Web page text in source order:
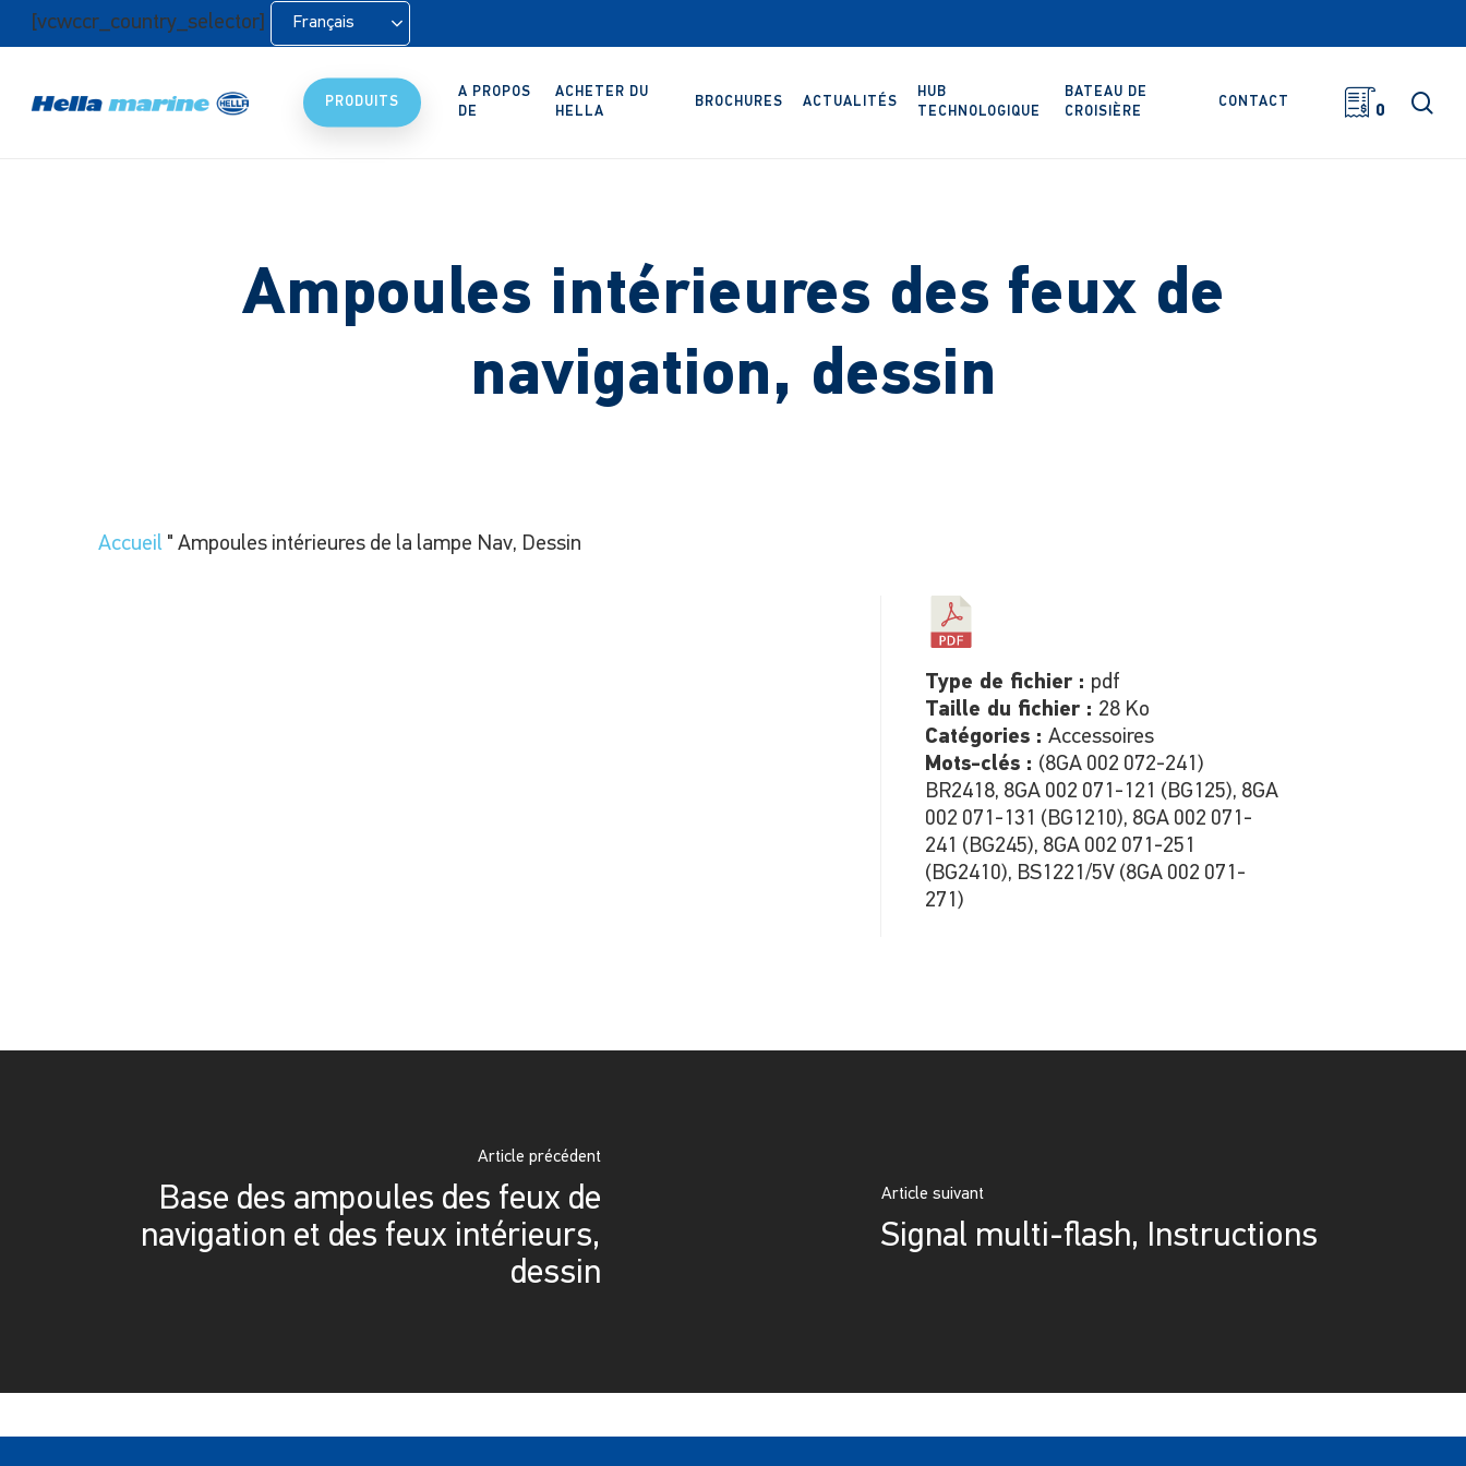
Retour[vcwccr_country_selector] Français
PRODUITS
A PROPOS
DE
ACHETER DU
HELLA
BROCHURES ACTUALITÉS
HUB
TECHNOLOGIQUE
BATEAU DE
CROISIÈRE
CONTACT
0
Ampoules intérieures des feux de
navigation, dessin
Accueil " Ampoules intérieures de la lampe Nav, Dessin
Type de fichier : pdf
Taille du fichier : 28 Ko
Catégories : Accessoires
Mots-clés : (8GA 002 072-241)
BR2418, 8GA 002 071-121 (BG125), 8GA
002 071-131 (BG1210), 8GA 002 071-
241 (BG245), 8GA 002 071-251
(BG2410), BS1221/5V (8GA 002 071-
271)
Article précédent
Base des ampoules des feux de
navigation et des feux intérieurs,
dessin
Article suivant
Signal multi-flash, Instructions